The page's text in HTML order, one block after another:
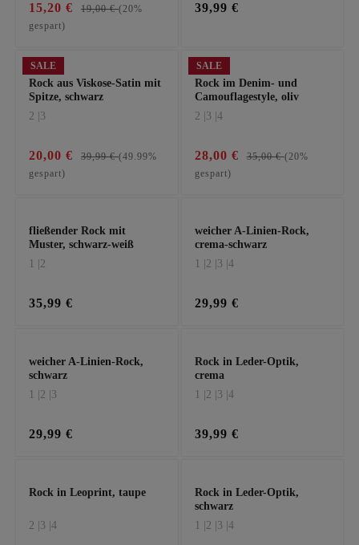
15,20 € 19,00 €(20%
gespart)
39,99 €
SALE
Rock aus Viskose-Satin mit
Spitze, schwarz
2 | 3
20,00 € 39,99 €(49.99%
gespart)
SALE
Rock im Denim- und
Camouflagestyle, oliv
2 | 3 | 4
28,00 € 35,00 €(20%
gespart)
fließender Rock mit
Muster, schwarz-weiß
1 | 2
35,99 €
weicher A-Linien-Rock,
crema-schwarz
1 | 2 | 3 | 4
29,99 €
weicher A-Linien-Rock,
schwarz
1 | 2 | 3
29,99 €
Rock in Leder-Optik,
crema
1 | 2 | 3 | 4
39,99 €
Rock in Leoprint, taupe
2 | 3 | 4
Rock in Leder-Optik,
schwarz
1 | 2 | 3 | 4